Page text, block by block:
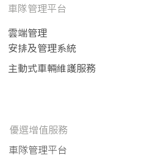
車隊管理平台
雲端管理
安排及管理系統
主動式車輛維護服務
​優選增值服務
車隊管理平台